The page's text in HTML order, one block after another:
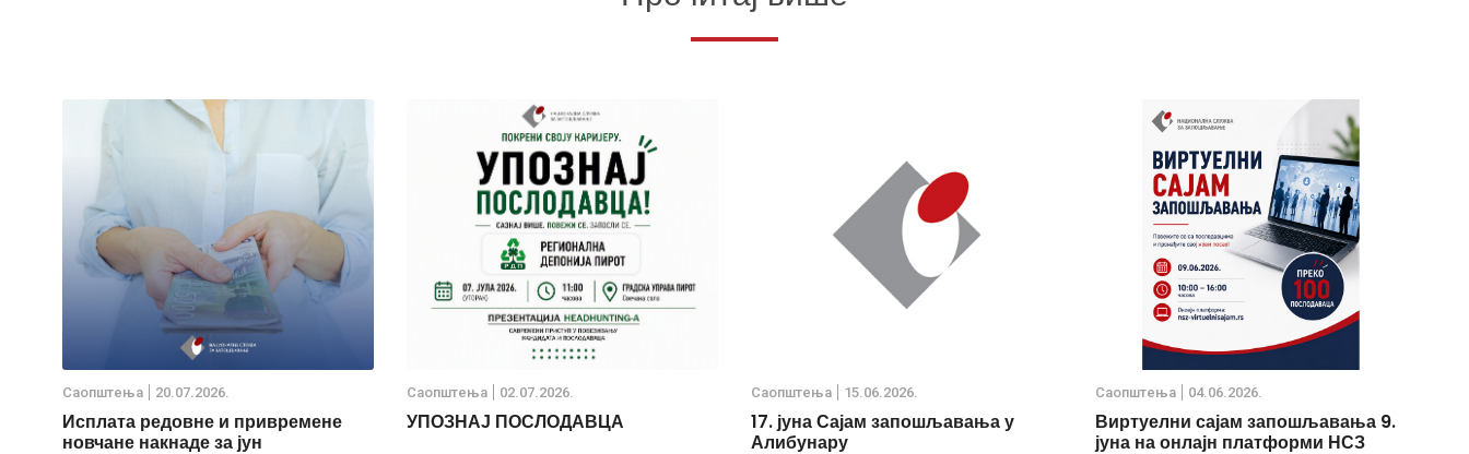
Саопштења 20.07.2026.
Исплата редовне и привремене
новчане накнаде за јун
Саопштења 02.07.2026.
УПОЗНАЈ ПОСЛОДАВЦА
Саопштења 15.06.2026.
17. јуна Сајам запошљавања у
Алибунару
Саопштења 04.06.2026.
Виртуелни сајам запошљавања 9.
јуна на онлајн платформи НСЗ